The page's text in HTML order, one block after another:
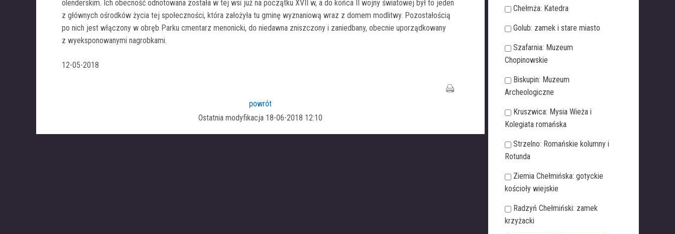
olenderskim. Ich obecność odnotowana została w tej wsi już na początku XVII w, a do końca II wojny światowej był to jeden
z głównych ośrodków życia tej społeczności, która założyła tu gminę wyznaniową wraz z domem modlitwy. Pozostałością
po nich jest włączony w obręb Parku cmentarz menonicki, do niedawna zniszczony i zaniedbany, obecnie uporządkowany
z wyeksponowanymi nagrobkami.
12-05-2018
powrót
Ostatnia modyfikacja 18-06-2018 12:10
Chełmża: Katedra
Golub: zamek i stare miasto
Szafarnia: Muzeum
Chopinowskie
Biskupin: Muzeum
Archeologiczne
Kruszwica: Mysia Wieża i
Kolegiata romańska
Strzelno: Romańskie kolumny i
Rotunda
Ziemia Chełmińska: gotyckie
kościoły wiejskie
Radzyń Chełmiński: zamek
krzyżacki